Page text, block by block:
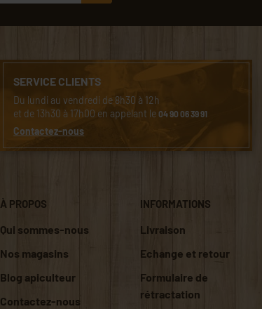
SERVICE CLIENTS
Du lundi au vendredi de 8h30 à 12h
et de 13h30 à 17h00 en appelant le04 90 06 39 91
Contactez-nous
À PROPOS
Qui sommes-nous
Nos magasins
Blog apiculteur
Contactez-nous
INFORMATIONS
Livraison
Echange et retour
Formulaire de
rétractation